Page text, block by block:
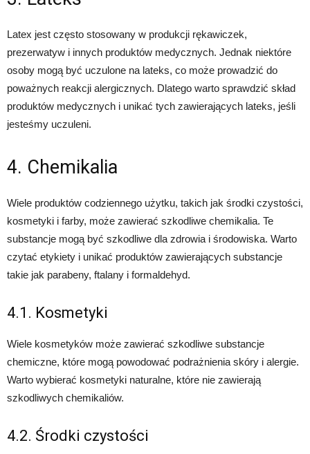
Latex jest często stosowany w produkcji rękawiczek,
prezerwatyw i innych produktów medycznych. Jednak niektóre
osoby mogą być uczulone na lateks, co może prowadzić do
poważnych reakcji alergicznych. Dlatego warto sprawdzić skład
produktów medycznych i unikać tych zawierających lateks, jeśli
jesteśmy uczuleni.
4. Chemikalia
Wiele produktów codziennego użytku, takich jak środki czystości,
kosmetyki i farby, może zawierać szkodliwe chemikalia. Te
substancje mogą być szkodliwe dla zdrowia i środowiska. Warto
czytać etykiety i unikać produktów zawierających substancje
takie jak parabeny, ftalany i formaldehyd.
4.1. Kosmetyki
Wiele kosmetyków może zawierać szkodliwe substancje
chemiczne, które mogą powodować podrażnienia skóry i alergie.
Warto wybierać kosmetyki naturalne, które nie zawierają
szkodliwych chemikaliów.
4.2. Środki czystości